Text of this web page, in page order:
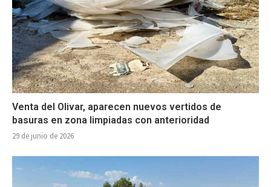
Venta del Olivar, aparecen nuevos vertidos de
basuras en zona limpiadas con anterioridad
29 de junio de 2026